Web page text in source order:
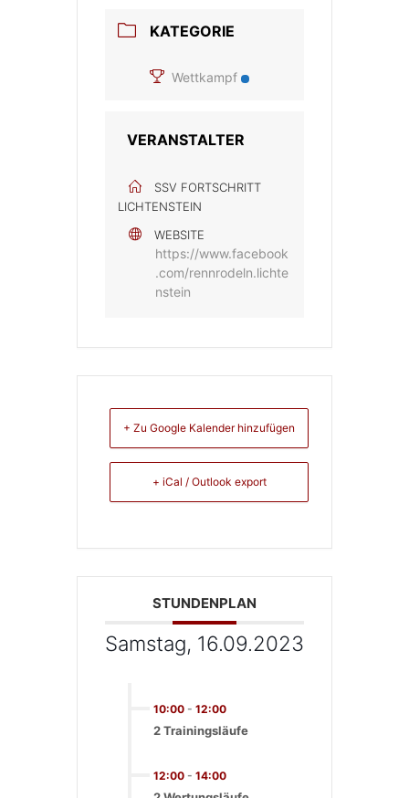
KATEGORIE
Wettkampf
VERANSTALTER
SSV FORTSCHRITT
LICHTENSTEIN
WEBSITE
https://www.facebook
.com/rennrodeln.lichte
nstein
+ Zu Google Kalender hinzufügen
+ iCal / Outlook export
STUNDENPLAN
Samstag, 16.09.2023
10:00 - 12:00
2 Trainingsläufe
12:00 - 14:00